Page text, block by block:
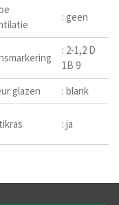
: geen
: 2-1,2 D
1B 9
glazen
: blank
: ja